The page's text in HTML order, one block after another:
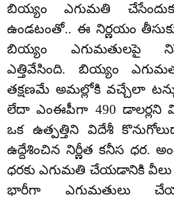
బియ్యం ఎగుమ‌తి
ఉండ‌టంతో.. ఈ నిర్ణయం
బియ్యం ఎగుమతులపై
ఎత్తివేసింది. బియ్యం
తక్షణమే అమల్లోకి వచ్చేలా
లేదా ఎంఈపీగా 490 డాలర్లని
ఒక ఉత్పత్తిని విదేశీ
ఉద్దేశించిన నిర్ణీత కనీస ధర.
ధరకు ఎగుమతి చేయడానికి వీలు
భారీగా ఎగుమతులు